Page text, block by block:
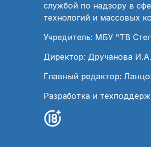
службой по надзору в
технологий и массовых
Учредитель: МБУ "ТВ
Директор: Дручанова И.А.
Главный редактор:
Разработка и